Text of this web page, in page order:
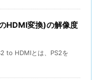
HDMI変換)の解像度
to HDMIとは、PS2を